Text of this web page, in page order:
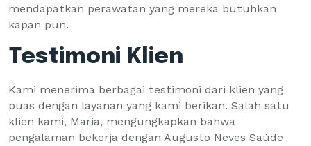
mendapatkan perawatan yang mereka butuhkan
kapan pun.
Testimoni Klien
Kami menerima berbagai testimoni dari klien yang
puas dengan layanan yang kami berikan. Salah satu
klien kami, Maria, mengungkapkan bahwa
pengalaman bekerja dengan Augusto Neves Saúde